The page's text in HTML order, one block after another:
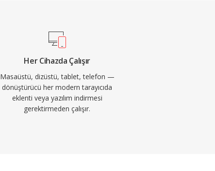
Her Cihazda Çalışır
Masaüstü, dizüstü, tablet, telefon —
dönüştürücü her modern tarayıcıda
eklenti veya yazılım indirmesi
gerektirmeden çalışır.